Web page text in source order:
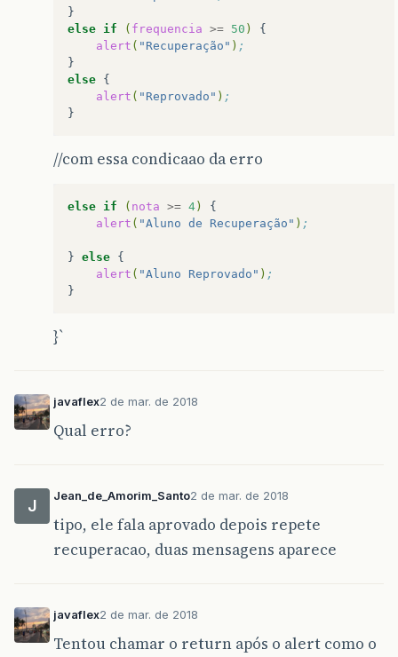
else if ( frequencia >= 50 )
alert ( "Recuperação" ) ;
else
alert ( "Reprovado" ) ;
//com essa condicaao da erro
else if ( nota >= 4 )
alert ( "Aluno de Recuperação" ) ;
} else
alert ( "Aluno Reprovado" ) ;
}`
javaflex2 de mar. de 2018
Qual erro?
J
Jean_de_Amorim_Santo2 de mar. de 2018
tipo, ele fala aprovado depois repete
recuperacao, duas mensagens aparece
javaflex2 de mar. de 2018
Tentou chamar o return após o alert como o